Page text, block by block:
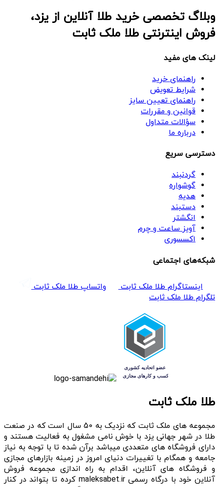
وبلاگ تخصصی خرید طلا آنلاین از یزد،
فروش اینترنتی طلا ملک ثابت
لینک های مفید
راهنمای خرید
شرایط تعویض
راهنمای تعیین سایز
قوانین و مقررات
سؤالات متداول
درباره ما
دسترسی سریع
گردنبند
گوشواره
هدیه
دستبند
انگشتر
آویز ساعت و چرم
اکسسوری
شبکه‌های اجتماعی
اینستاگرام طلا ملک ثابت
واتساپ طلا ملک ثابت
تلگرام طلا ملک ثابت
طلا ملک ثابت
مجموعه های ملک ثابت که نزدیک به 50 سال است که در صنعت
طلا در شهر جهانی یزد با خوش نامی مشغول به فعالیت هستند و
دارای فروشگاه های متعددی میباشد برآن شده تا با توجه به نیاز
جامعه و همگام با تغییرات دنیای امروز در زمینه بازارهای مجازی
و فروشگاه های آنلاین، اقدام به راه اندازی مجموعه فروش
آنلاین خود با درگاه رسمی maleksabet.ir کرده تا بتواند در کنار